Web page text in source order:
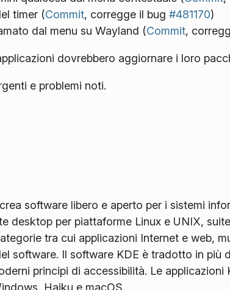
timer (Commit, corregge il bug #481170)
dal menu su Wayland (Commit,
dovrebbero aggiornare i loro
e problemi noti.
software libero e aperto per i sistemi
desktop per piattaforme Linux e UNIX,
tra cui applicazioni Internet e web,
software. Il software KDE è tradotto in più
principi di accessibilità. Le applicazioni
Haiku e macOS.